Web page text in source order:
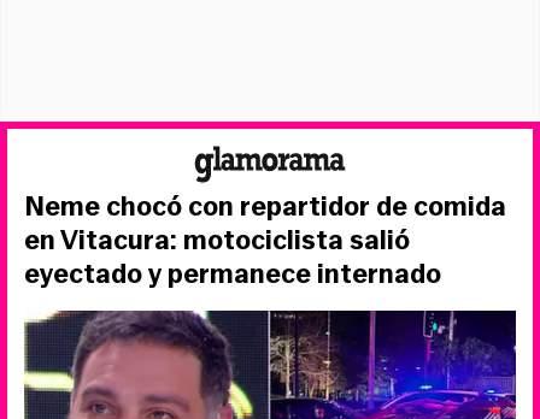
Neme chocó con repartidor de comida
en Vitacura: motociclista salió
eyectado y permanece internado